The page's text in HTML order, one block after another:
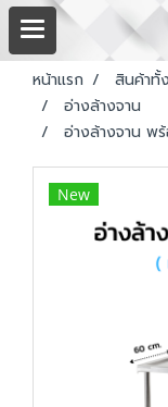
หน้าแรก สินค้าทั้
อ่างล้างจาน
อ่างล้างจาน พ
New